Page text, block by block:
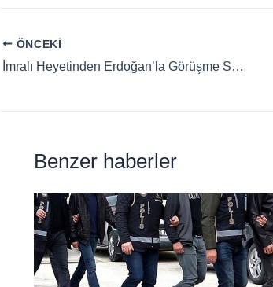
ÖNCEKI
İmralı Heyetinden Erdoğan’la Görüşme Sonrası Açıklama
Benzer haberler